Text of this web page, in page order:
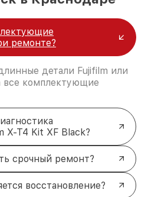
ремонте?
детали Fujifilm или
все комплектующие
X-T4 Kit XF Black?
срочный ремонт?
восстановление?